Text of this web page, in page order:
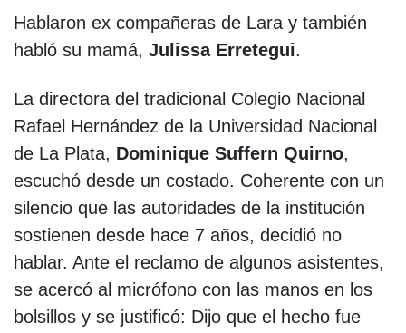
Hablaron ex compañeras de Lara y también
habló su mamá, Julissa Erretegui.
La directora del tradicional Colegio Nacional
Rafael Hernández de la Universidad Nacional
de La Plata, Dominique Suffern Quirno,
escuchó desde un costado. Coherente con un
silencio que las autoridades de la institución
sostienen desde hace 7 años, decidió no
hablar. Ante el reclamo de algunos asistentes,
se acercó al micrófono con las manos en los
bolsillos y se justificó: Dijo que el hecho fue